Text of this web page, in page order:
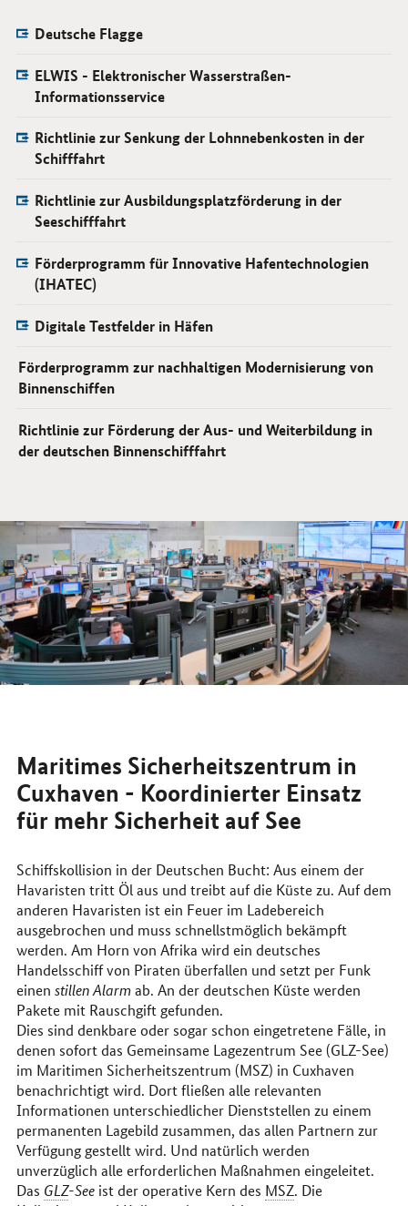
Deutsche Flagge
ELWIS - Elektronischer Wasserstraßen-
Informationsservice
Richtlinie zur Senkung der Lohnnebenkosten in der
Schifffahrt
Richtlinie zur Ausbildungsplatzförderung in der
Seeschifffahrt
Förderprogramm für Innovative Hafentechnologien
(IHATEC)
Digitale Testfelder in Häfen
Förderprogramm zur nachhaltigen Modernisierung von
Binnenschiffen
Richtlinie zur Förderung der Aus- und Weiterbildung in
der deutschen Binnenschifffahrt
Maritimes Sicherheitszentrum in
Cuxhaven - Koordinierter Einsatz
für mehr Sicherheit auf See
Schiffskollision in der Deutschen Bucht: Aus einem der
Havaristen tritt Öl aus und treibt auf die Küste zu. Auf dem
anderen Havaristen ist ein Feuer im Ladebereich
ausgebrochen und muss schnellstmöglich bekämpft
werden. Am Horn von Afrika wird ein deutsches
Handelsschiff von Piraten überfallen und setzt per Funk
einen stillen Alarmab. An der deutschen Küste werden
Pakete mit Rauschgift gefunden.
Dies sind denkbare oder sogar schon eingetretene Fälle, in
denen sofort das Gemeinsame Lagezentrum See (GLZ-See)
im Maritimen Sicherheitszentrum (MSZ) in Cuxhaven
benachrichtigt wird. Dort fließen alle relevanten
Informationen unterschiedlicher Dienststellen zu einem
permanenten Lagebild zusammen, das allen Partnern zur
Verfügung gestellt wird. Und natürlich werden
unverzüglich alle erforderlichen Maßnahmen eingeleitet.
Das GLZ-Seeist der operative Kern des MSZ. Die